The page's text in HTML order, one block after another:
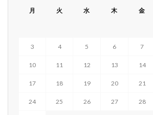
月 火 水 木 金
3 4 5 6 7
10 11 12 13 14
17 18 19 20 21
24 25 26 27 28